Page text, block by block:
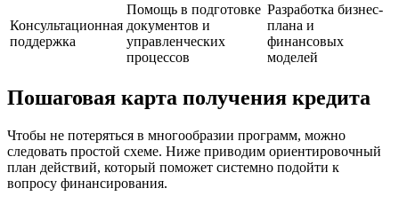
Консультационная
поддержка
Помощь в подготовке
документов и
управленческих
процессов
Разработка бизнес-
плана и
финансовых
моделей
Пошаговая карта получения кредита
Чтобы не потеряться в многообразии программ, можно
следовать простой схеме. Ниже приводим ориентировочный
план действий, который поможет системно подойти к
вопросу финансирования.